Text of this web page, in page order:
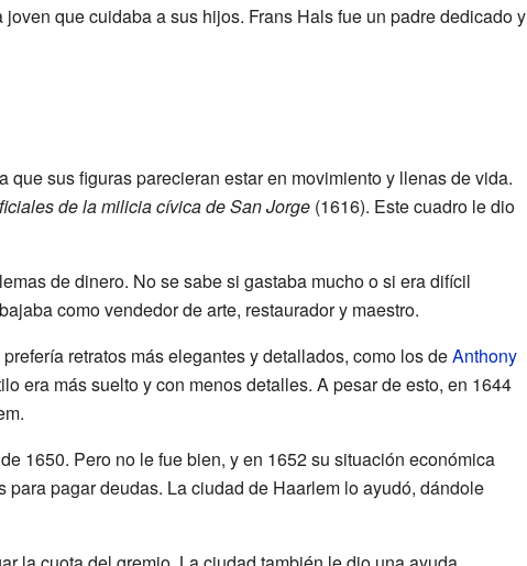
que cuidaba a sus hijos. Frans Hals fue un padre dedicado y
que sus figuras parecieran estar en movimiento y llenas de vida.
de la milicia cívica de San Jorge(1616). Este cuadro le dio
de dinero. No se sabe si gastaba mucho o si era difícil
como vendedor de arte, restaurador y maestro.
retratos más elegantes y detallados, como los deAnthony
era más suelto y con menos detalles. A pesar de esto, en 1644
1650. Pero no le fue bien, y en 1652 su situación económica
pagar deudas. La ciudad de Haarlem lo ayudó, dándole